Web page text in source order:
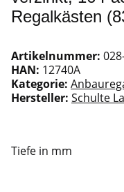
Regalkästen
Artikelnummer:
HAN: 12740A
Kategorie:
Hersteller: Schulte
Tiefe in mm